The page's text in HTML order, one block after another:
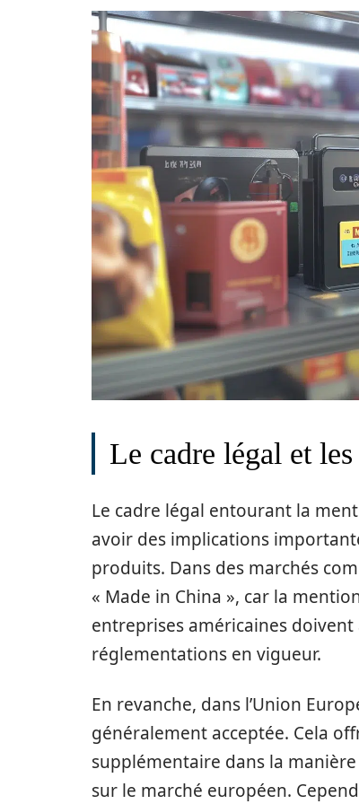
Le cadre légal et
Le cadre légal entourant la
avoir des implications
produits. Dans des marchés
« Made in China », car la
entreprises américaines
réglementations en vigueur.
En revanche, dans l’Union
généralement acceptée. Cela
supplémentaire dans la
sur le marché européen.